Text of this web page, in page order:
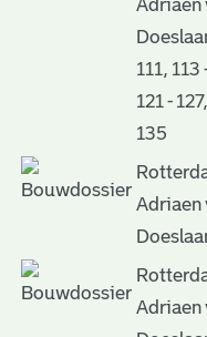
Adriaen
111, 113
121 -
135
Adriaen
Adriaen